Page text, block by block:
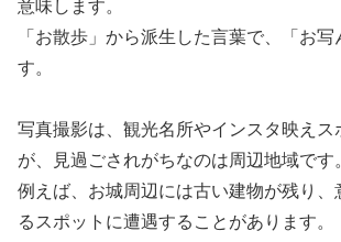
意味します。
「お散歩」から派生した言葉で、「お写
す。
写真撮影は、観光名所やインスタ映えス
が、見過ごされがちなのは周辺地域です
例えば、お城周辺には古い建物が残り、
るスポットに遭遇することがあります。